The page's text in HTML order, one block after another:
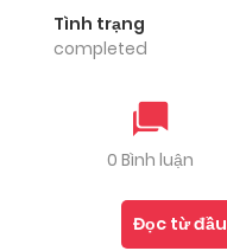
Tình trạng
completed
0 Bình luận
Đọc từ đầu